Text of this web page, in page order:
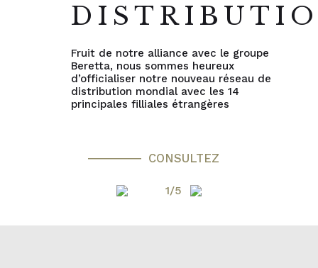
Fruit de notre alliance avec le groupe
Beretta, nous sommes heureux
d’officialiser notre nouveau réseau de
distribution mondial avec les 14
principales filliales étrangères
CONSULTEZ